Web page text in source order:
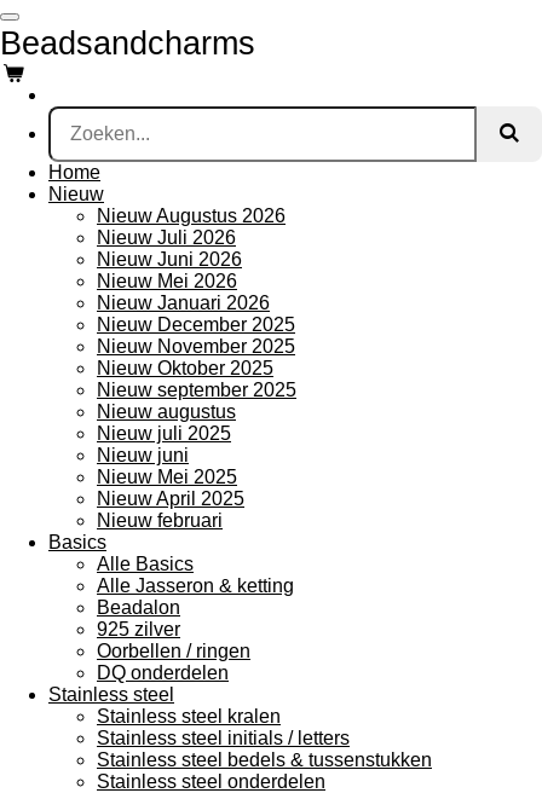
Ga
direct
naar
de
hoofdinhoud
Beadsandcharms
Home
Nieuw
Nieuw Augustus 2026
Nieuw Juli 2026
Nieuw Juni 2026
Nieuw Mei 2026
Nieuw Januari 2026
Nieuw December 2025
Nieuw November 2025
Nieuw Oktober 2025
Nieuw september 2025
Nieuw augustus
Nieuw juli 2025
Nieuw juni
Nieuw Mei 2025
Nieuw April 2025
Nieuw februari
Basics
Alle Basics
Alle Jasseron & ketting
Beadalon
925 zilver
Oorbellen / ringen
DQ onderdelen
Stainless steel
Stainless steel kralen
Stainless steel initials / letters
Stainless steel bedels & tussenstukken
Stainless steel onderdelen